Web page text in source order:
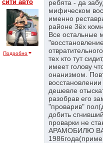
сити авто
Подробно
ребята - да
мифическом
именно
районе 3ёх
Все остальные
тех кто тут
имеет голову
онанизмом.
дешевле
разобрав его
"проварив"
добить
проварки не
АРАМОБИЛЮ